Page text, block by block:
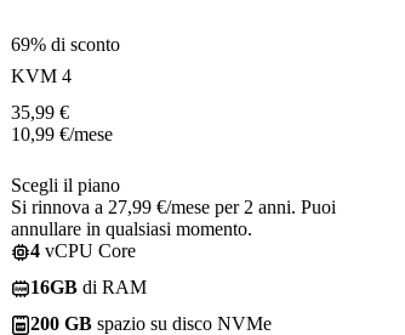
69% di sconto
KVM 4
35,99 €
10,99 €/mese
Scegli il piano
Si rinnova a 27,99 €/mese per 2 anni. Puoi
annullare in qualsiasi momento.
4 vCPU Core
16GB di RAM
200 GB spazio su disco NVMe